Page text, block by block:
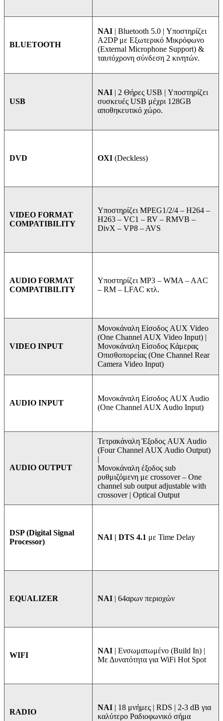
BLUETOOTH
ΝΑΙ | Bluetooth 5.0 | Υποστηρίζει
A2DP με Εξωτερικό Μικρόφωνο
(External Microphone Support) &
ταυτόχρονη σύνδεση 2 κινητών.
USB
ΝΑΙ | 2 Θήρες USB | Υποστηρίζει
συσκευές USB μέχρι 128GB
αποθηκευτικό χώρο.
DVD ΟΧΙ (Deckless)
VIDEO FORMAT
COMPATIBILITY
Υποστηρίζει MPEG1/2/4 – H264 –
H263 – VC1 – RV – RMVB –
DivX – VP8 – AVS
AUDIO FORMAT
COMPATIBILITY
Υποστηρίζει MP3 – WMA – AAC
– RM – LFAC κτλ.
VIDEO INPUT
Μονοκάναλη Είσοδος AUX Video
(One Channel AUX Video Input) |
Μονοκάναλη Είσοδος Κάμερας
Οπισθοπορείας (One Channel Rear
Camera Video Input)
AUDIO INPUT
Μονοκάναλη Είσοδος AUX Audio
(One Channel AUX Audio Input)
AUDIO OUTPUT
Τετρακάναλη Έξοδος AUX Audio
(Four Channel AUX Audio Output)
|
Μονοκάναλη έξοδος sub
ρυθμιζόμενη με crossover – One
channel sub output adjustable with
crossover | Optical Output
DSP (Digital Signal
Processor)
ΝΑΙ | DTS 4.1 με Time Delay
EQUALIZER NAI | 64αρων περιοχών
WIFI
ΝΑΙ | Ενσωματωμένο (Build In) |
Με Δυνατότητα για WiFi Hot Spot
RADIO
ΝΑΙ | 18 μνήμες | RDS | 2-3 dB για
καλύτερο Ραδιοφωνικό σήμα